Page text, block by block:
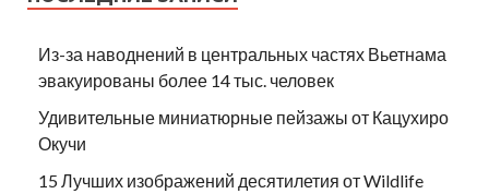
Из-за наводнений в центральных частях Вьетнама
эвакуированы более 14 тыс. человек
Удивительные миниатюрные пейзажы от Кацухиро
Окучи
15 Лучших изображений десятилетия от Wildlife